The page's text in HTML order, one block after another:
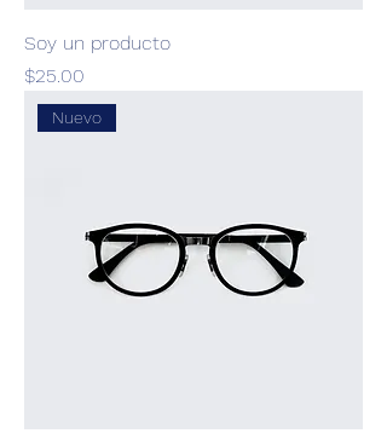
Soy un producto
Precio
$25.00
Nuevo